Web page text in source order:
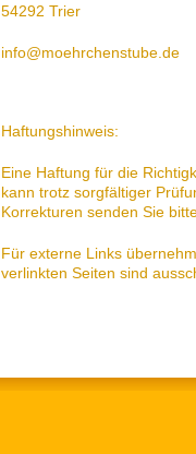
54292 Trier
info@moehrchenstube.de
Haftungshinweis:
Eine Haftung für die
kann trotz sorgfältiger
Korrekturen senden Sie
Für externe Links
verlinkten Seiten sind